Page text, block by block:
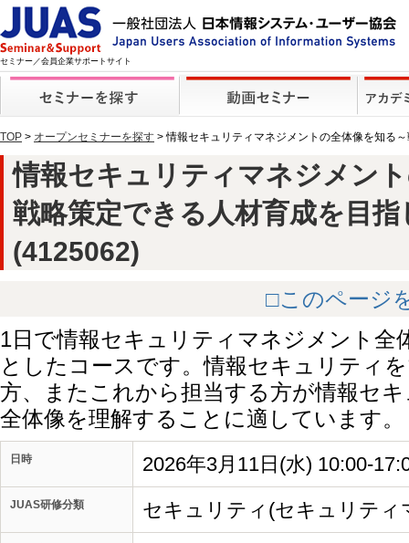
セミナー／会員企業サポートサイト
TOP > オープンセミナーを探す > 情報セキュリティマネジメントの全体像を知る
情報セキュリティマネジメン
戦略策定できる人材育成を目
(4125062)
□このページ
1日で情報セキュリティマネジメント全
としたコースです。情報セキュリティ
方、またこれから担当する方が情報セ
全体像を理解することに適しています。
日時 2026年3月11日(水) 10:00-
JUAS研修分類 セキュリティ(セキュリティ